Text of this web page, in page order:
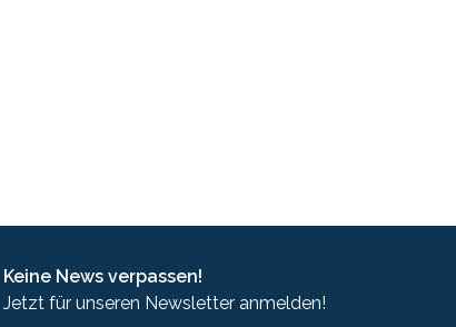
Keine News verpassen!
Jetzt für unseren Newsletter anmelden!